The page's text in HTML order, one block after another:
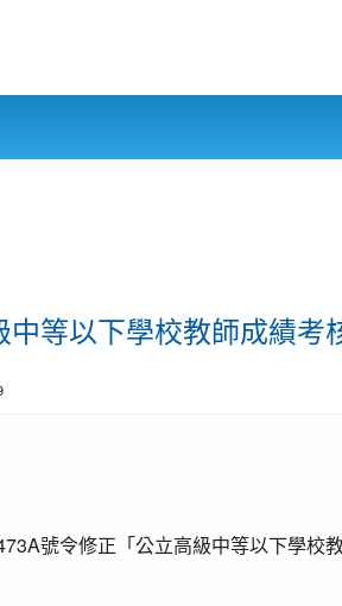
等以下學校教師成績考
A號令修正「公立高級中等以下學校